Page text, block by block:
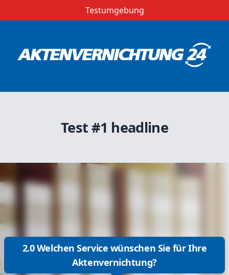
Testumgebung
Test #1 headline
2.0 Welchen Service wünschen Sie für Ihre
Aktenvernichtung?